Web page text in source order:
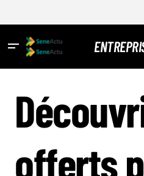
offerts